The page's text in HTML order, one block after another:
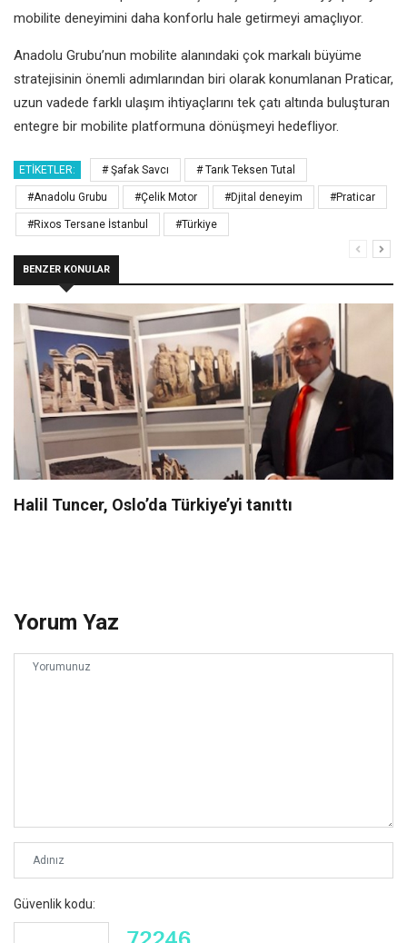
mobilite deneyimini daha konforlu hale getirmeyi amaçlıyor.
Anadolu Grubu’nun mobilite alanındaki çok markalı büyüme
stratejisinin önemli adımlarından biri olarak konumlanan Praticar,
uzun vadede farklı ulaşım ihtiyaçlarını tek çatı altında buluşturan
entegre bir mobilite platformuna dönüşmeyi hedefliyor.
ETIKETLER: # Şafak Savcı # Tarık Teksen Tutal
#Anadolu Grubu #Çelik Motor #Djital deneyim #Praticar
#Rixos Tersane İstanbul #Türkiye
BENZER KONULAR
Halil Tuncer, Oslo’da Türkiye’yi tanıttı
Yorum Yaz
Güvenlik kodu: